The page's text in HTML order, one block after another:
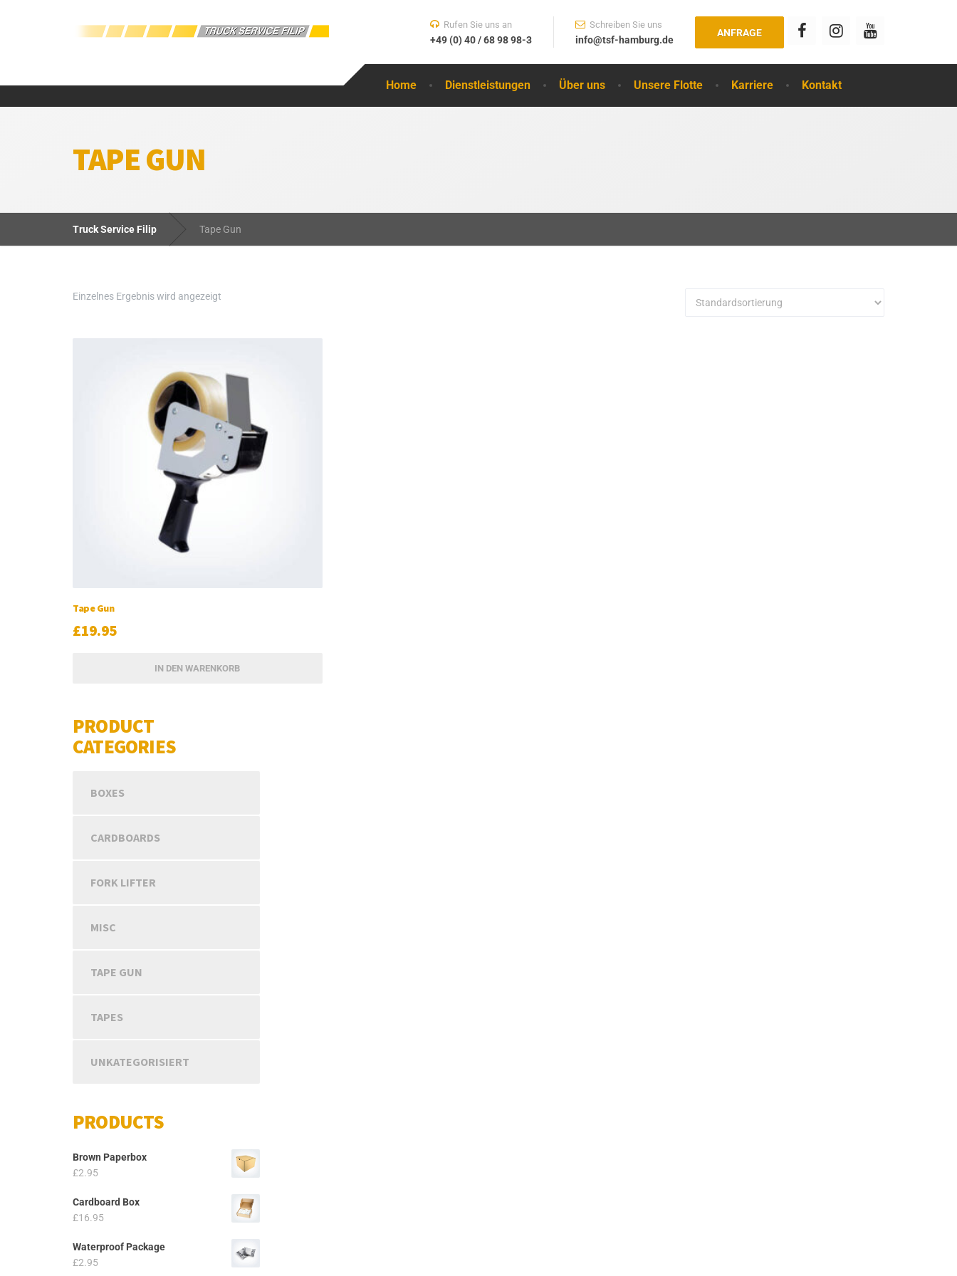
Home Dienstleistungen Über uns Unsere Flotte Karriere Kontakt
Rufen Sie uns an
+49 (0) 40 / 68 98 98-3
Schreiben Sie uns
info@tsf-hamburg.de
ANFRAGE
TAPE GUN
Truck Service Filip Tape Gun
Einzelnes Ergebnis wird angezeigt
Tape Gun
£19.95
IN DEN WARENKORB
PRODUCT
CATEGORIES
BOXES
CARDBOARDS
FORK LIFTER
MISC
TAPE GUN
TAPES
UNKATEGORISIERT
PRODUCTS
Brown Paperbox
£2.95
Cardboard Box
£16.95
Waterproof Package
£2.95